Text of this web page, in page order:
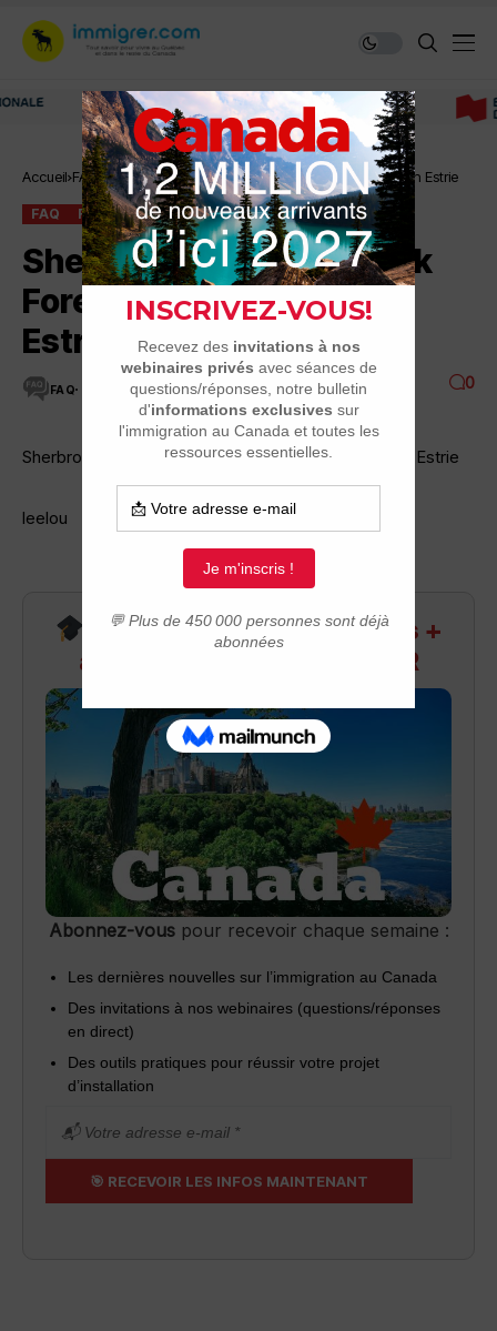
Immigrer au Canada: ressources et conseils
Accueil FAQ Sherbrooke, Magog, Rock Forest, North Hatley…en Estrie
FAQ RÉGIONS DU QUÉBEC
Sherbrooke, Magog, Rock
Forest, North Hatley…en
Estrie
FAQ 9 MINUTES DE LECTURE 4.5K VUES 0
Sherbrooke, Magog, Rock Forest, North Hatley…en Estrie
leelou Ecrit le: 2/01, 11:53
Recevez infos exclusives +
accès aux webinaires Q&R
Abonnez-vouspour recevoir chaque semaine :
Les dernières nouvelles sur l’immigration au Canada
Des invitations à nos webinaires (questions/réponses
en direct)
Des outils pratiques pour réussir votre projet
d’installation